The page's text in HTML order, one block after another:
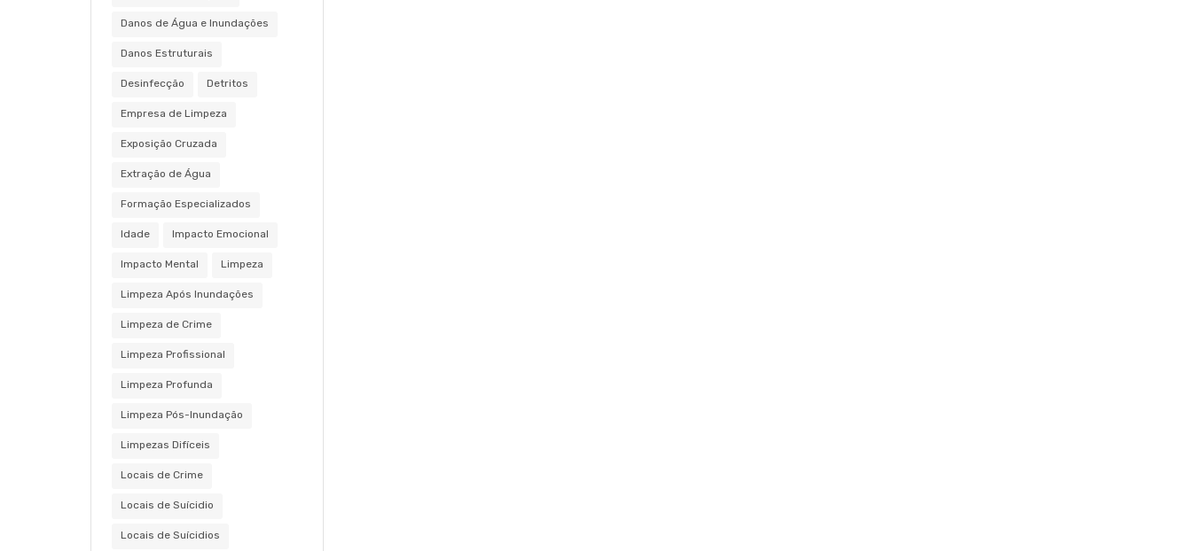
Danos de Água e Inundações
Danos Estruturais
Desinfecção Detritos
Empresa de Limpeza
Exposição Cruzada
Extração de Água
Formação Especializados
Idade Impacto Emocional
Impacto Mental Limpeza
Limpeza Após Inundações
Limpeza de Crime
Limpeza Profissional
Limpeza Profunda
Limpeza Pós-Inundação
Limpezas Difíceis
Locais de Crime
Locais de Suícidio
Locais de Suícidios